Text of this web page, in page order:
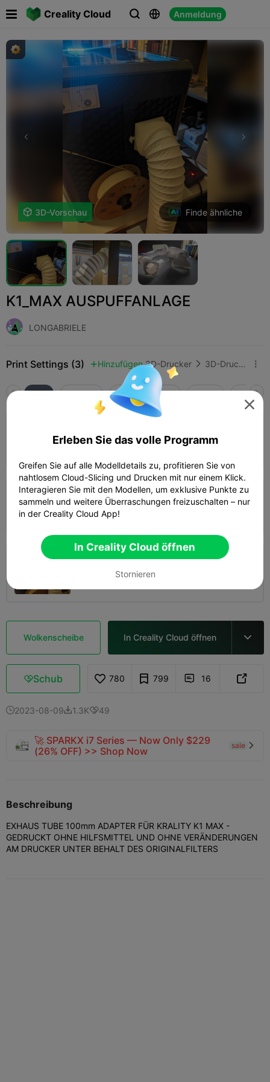
Creality Cloud   Anmeldung
 
 3D-Vorschau Finde ähnliche
K1_MAX AUSPUFFANLAGE
LONGABRIELE
Print Settings (3)  Hinzufügen 3D-Drucker  3D-Drucker-Zubehör 
Alle K2 Plus K2 Pro K2 K2 SE SPARKX
1 plates
0,2 mm Schicht, 2 Wände, 15 % Füllung
 04h 48m
Wolkenscheibe In Creality Cloud öffnen 
Schub 780 799  16 
2023-08-091.3K49
🚀 SPARKX i7 Series — Now Only $229
(26% OFF) >> Shop Now
sale 
Beschreibung
EXHAUS TUBE 100mm ADAPTER FÜR KRALITY K1 MAX -
GEDRUCKT OHNE HILFSMITTEL UND OHNE VERÄNDERUNGEN
AM DRUCKER UNTER BEHALT DES ORIGINALFILTERS

Erleben Sie das volle Programm
Greifen Sie auf alle Modelldetails zu, profitieren Sie von
nahtlosem Cloud-Slicing und Drucken mit nur einem Klick.
Interagieren Sie mit den Modellen, um exklusive Punkte zu
sammeln und weitere Überraschungen freizuschalten – nur
in der Creality Cloud App!
In Creality Cloud öffnen
Stornieren